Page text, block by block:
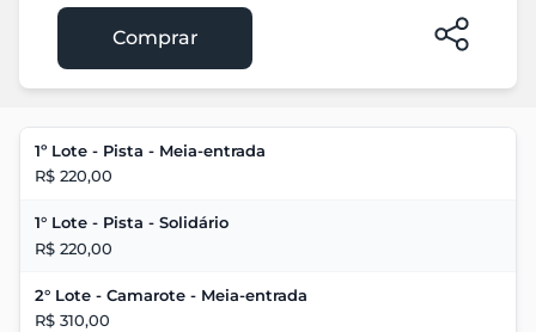
Comprar
1º Lote - Pista - Meia-entrada
R$ 220,00
1° Lote - Pista - Solidário
R$ 220,00
2° Lote - Camarote - Meia-entrada
R$ 310,00